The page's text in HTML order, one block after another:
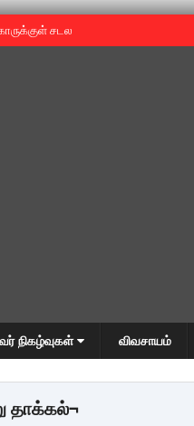
சடலம் -தமிழருடையதா ?
நிகழ்வுகள் விவசாயம்
தாக்கல்¬